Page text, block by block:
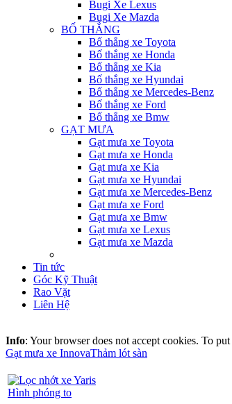
Bugi Xe Lexus
Bugi Xe Mazda
BỐ THẮNG
Bố thắng xe Toyota
Bố thắng xe Honda
Bố thắng xe Kia
Bố thắng xe Hyundai
Bố thắng xe Mercedes-Benz
Bố thắng xe Ford
Bố thắng xe Bmw
GẠT MƯA
Gạt mưa xe Toyota
Gạt mưa xe Honda
Gạt mưa xe Kia
Gạt mưa xe Hyundai
Gạt mưa xe Mercedes-Benz
Gạt mưa xe Ford
Gạt mưa xe Bmw
Gạt mưa xe Lexus
Gạt mưa xe Mazda
Tin tức
Góc Kỹ Thuật
Rao Vặt
Liên Hệ
Info: Your browser does not accept cookies. To
Gạt mưa xe InnovaThảm lót sàn
Hình phóng to